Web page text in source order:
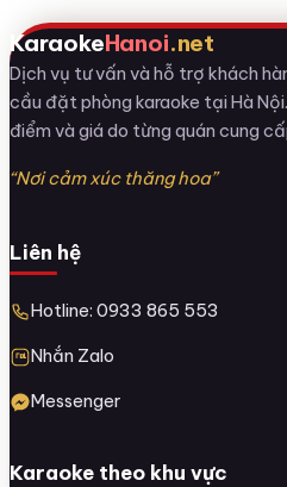
KaraokeHanoi.net
Dịch vụ tư vấn và hỗ trợ khách
cầu đặt phòng karaoke tại Hà
điểm và giá do từng quán cung
“Nơi cảm xúc thăng hoa”
Liên hệ
Hotline: 0933 865 553
Nhắn Zalo
Messenger
Karaoke theo khu vực